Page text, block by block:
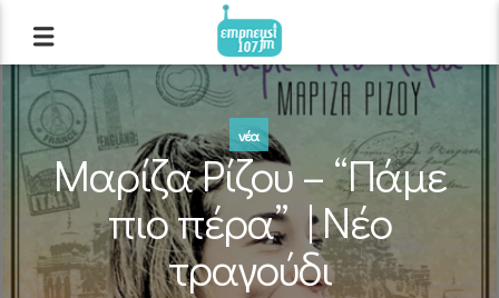
νέα
Μαρίζα Ρίζου – “Πάμε
πιο πέρα” | Νέο
τραγούδι